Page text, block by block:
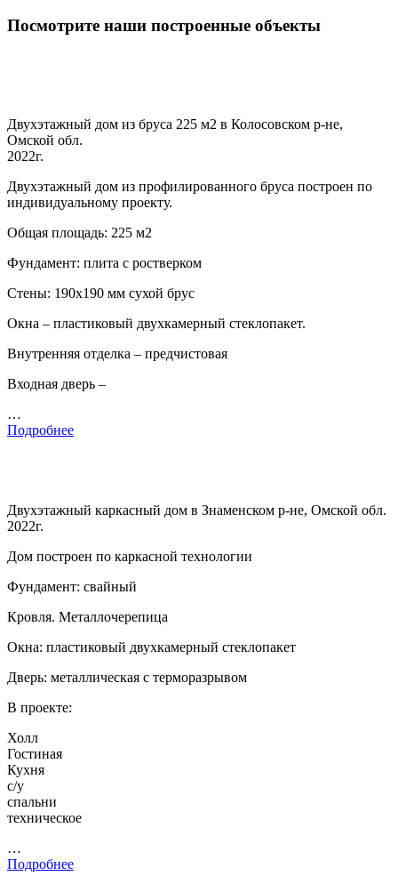
Посмотрите наши построенные объекты
Двухэтажный дом из бруса 225 м2 в Колосовском р-не,
Омской обл.
2022г.
Двухэтажный дом из профилированного бруса построен по
индивидуальному проекту.
Общая площадь: 225 м2
Фундамент: плита с ростверком
Стены: 190х190 мм сухой брус
Окна – пластиковый двухкамерный стеклопакет.
Внутренняя отделка – предчистовая
Входная дверь –
…
Подробнее
Двухэтажный каркасный дом в Знаменском р-не, Омской обл.
2022г.
Дом построен по каркасной технологии
Фундамент: свайный
Кровля. Металлочерепица
Окна: пластиковый двухкамерный стеклопакет
Дверь: металлическая с терморазрывом
В проекте:
Холл
Гостиная
Кухня
с/у
спальни
техническое
…
Подробнее